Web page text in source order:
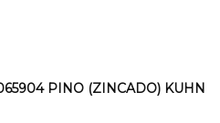
PINO (ZINCADO) KUHN